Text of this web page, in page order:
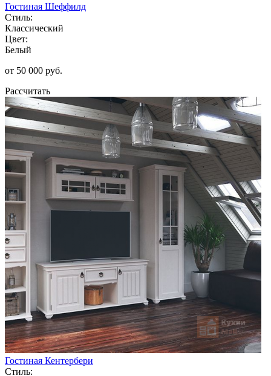
Гостиная Шеффилд
Стиль:
Классический
Цвет:
Белый
от 50 000 руб.
Рассчитать
Гостиная Кентербери
Стиль: